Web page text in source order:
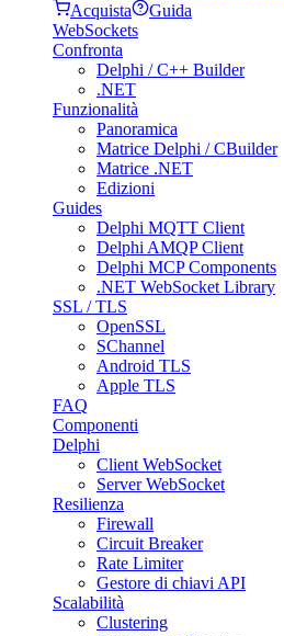
Acquista
Guida
WebSockets
Confronta
Delphi / C++ Builder
.NET
Funzionalità
Panoramica
Matrice Delphi / CBuilder
Matrice .NET
Edizioni
Guides
Delphi MQTT Client
Delphi AMQP Client
Delphi MCP Components
.NET WebSocket Library
SSL / TLS
OpenSSL
SChannel
Android TLS
Apple TLS
FAQ
Componenti
Delphi
Client WebSocket
Server WebSocket
Resilienza
Firewall
Circuit Breaker
Rate Limiter
Gestore di chiavi API
Scalabilità
Clustering